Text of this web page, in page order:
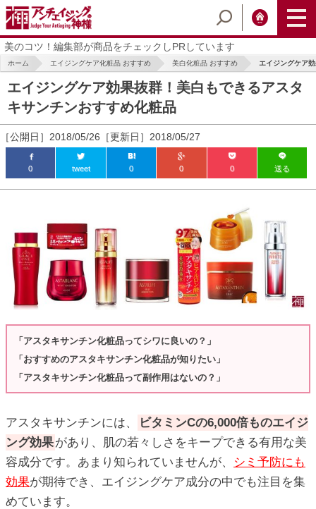
美のコツ！編集部が商品をチェックしPRしています
ホーム エイジングケア化粧品 おすすめ 美白化粧品 おすすめ エイジングケア
エイジングケア効果抜群！美白もできるアスタ
キサンチンおすすめ化粧品
［公開日］2018/05/26［更新日］2018/05/27
0 tweet 0 0 0 送る
「アスタキサンチン化粧品ってシワに良いの？」
「おすすめのアスタキサンチン化粧品が知りたい」
「アスタキサンチン化粧品って副作用はないの？」
アスタキサンチンには、
ビタミンCの6,000倍ものエイジ
ング効果があり、肌の若々しさをキープできる有用な美
容成分です。あまり知られていませんが、
シミ予防にも
効果が期待でき、エイジングケア成分の中でも注目を集
めています。
antiaging/wp-
antiaging/wp-
antiaging/wp-